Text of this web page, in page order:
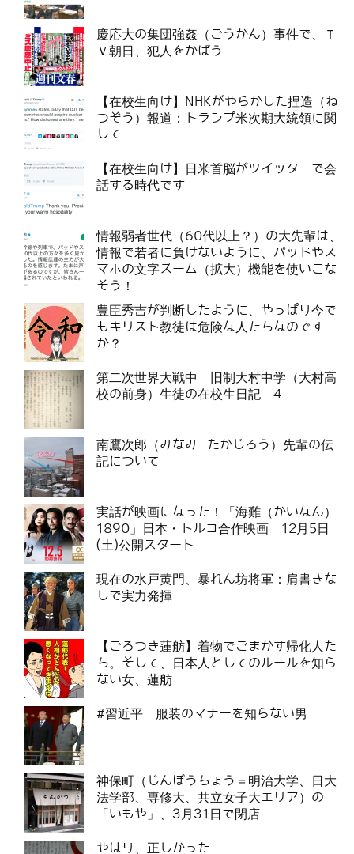
慶応大の集団強姦（ごうかん）事件で、Ｔ
Ｖ朝日、犯人をかばう
【在校生向け】NHKがやらかした捏造（ね
つぞう）報道：トランプ米次期大統領に関
して
【在校生向け】日米首脳がツイッターで会
話する時代です
情報弱者世代（60代以上？）の大先輩は、
情報で若者に負けないように、パッドやス
マホの文字ズーム（拡大）機能を使いこな
そう！
豊臣秀吉が判断したように、やっぱり今で
もキリスト教徒は危険な人たちなのです
か？
第二次世界大戦中 旧制大村中学（大村高
校の前身）生徒の在校生日記 4
南鷹次郎（みなみ たかじろう）先輩の伝
記について
実話が映画になった！「海難（かいなん）
1890」日本・トルコ合作映画 12月5日
(土)公開スタート
現在の水戸黄門、暴れん坊将軍：肩書きな
しで実力発揮
【ごろつき蓮舫】着物でごまかす帰化人た
ち。そして、日本人としてのルールを知ら
ない女、蓮舫
#習近平 服装のマナーを知らない男
神保町（じんぼうちょう＝明治大学、日大
法学部、専修大、共立女子大エリア）の
「いもや」、3月31日で閉店
やはり、正しかった